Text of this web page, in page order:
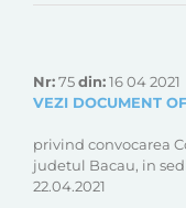
Nr:75din:16 04 2021
VEZI DOCUMENT
privind convocarea
judetul Bacau, in
22.04.2021